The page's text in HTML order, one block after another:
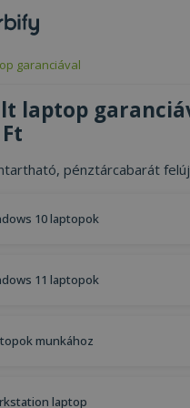
garanciával
laptop
pénztárcabarát
10 laptopok
11 laptopok
munkához
laptop